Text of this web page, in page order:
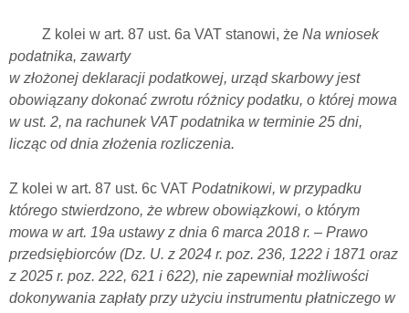
Z kolei w art. 87 ust. 6a VAT stanowi, że Na wniosek
podatnika, zawarty
w złożonej deklaracji podatkowej, urząd skarbowy jest
obowiązany dokonać zwrotu różnicy podatku, o której mowa
w ust. 2, na rachunek VAT podatnika w terminie 25 dni,
licząc od dnia złożenia rozliczenia.
Z kolei w art. 87 ust. 6c VAT Podatnikowi, w przypadku
którego stwierdzono, że wbrew obowiązkowi, o którym
mowa w art. 19a ustawy z dnia 6 marca 2018 r. – Prawo
przedsiębiorców (Dz. U. z 2024 r. poz. 236, 1222 i 1871 oraz
z 2025 r. poz. 222, 621 i 622), nie zapewniał możliwości
dokonywania zapłaty przy użyciu instrumentu płatniczego w